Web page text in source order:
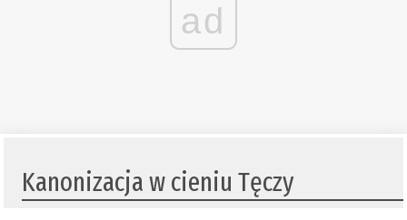
ad
Kanonizacja w cieniu Tęczy